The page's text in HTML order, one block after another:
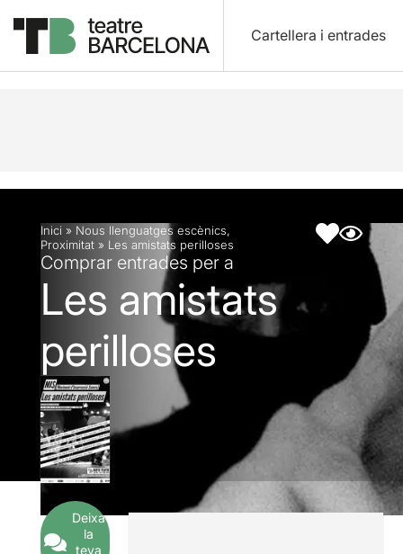
Cartellera i entrades
Descripció Fitxa artística
Inici » Nous llenguatges escènics,
Proximitat » Les amistats perilloses
Comprar entrades per a
Les amistats
perilloses
Deixa
la
teva